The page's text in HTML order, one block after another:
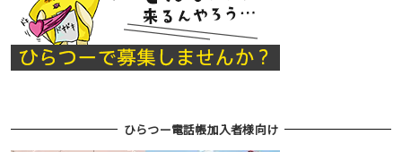
ひらつー電話帳加入者様向け